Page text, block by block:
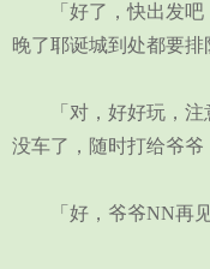
「好了，快出发吧
晚了耶诞城到处都要排
「对，好好玩，注
没车了，随时打给爷爷
「好，爷爷NN再见